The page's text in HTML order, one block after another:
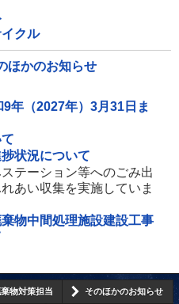
クル
ほかのお知らせ
年（2027年）3月31日ま
状況について
テーション等へのごみ出
あい収集を実施していま
物中間処理施設建設工事
物対策担当 そのほかのお知らせ